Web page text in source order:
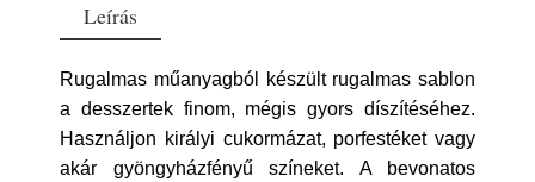
Leírás
Rugalmas műanyagból készült rugalmas sablon
a desszertek finom, mégis gyors díszítéséhez.
Használjon királyi cukormázat, porfestéket vagy
akár gyöngyházfényű színeket. A bevonatos